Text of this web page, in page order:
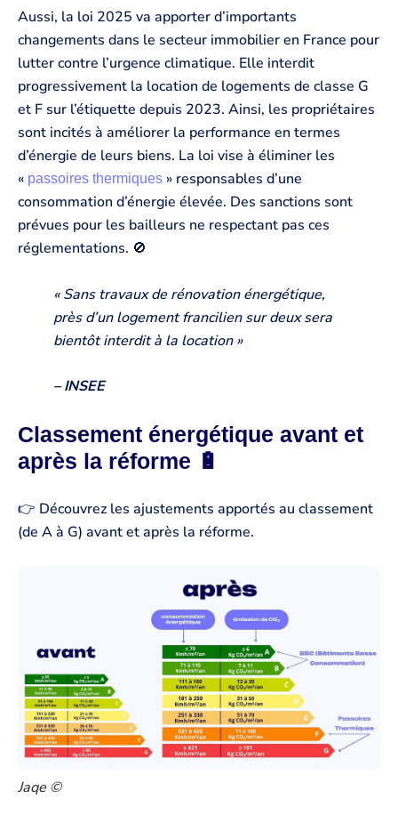
Aussi, la loi 2025 va apporter d’importants
changements dans le secteur immobilier en France pour
lutter contre l’urgence climatique. Elle interdit
progressivement la location de logements de classe G
et F sur l’étiquette depuis 2023. Ainsi, les propriétaires
sont incités à améliorer la performance en termes
d’énergie de leurs biens. La loi vise à éliminer les
« passoires thermiques » responsables d’une
consommation d’énergie élevée. Des sanctions sont
prévues pour les bailleurs ne respectant pas ces
réglementations. 🚫
« Sans travaux de rénovation énergétique,
près d’un logement francilien sur deux sera
bientôt interdit à la location »
– INSEE
Classement énergétique avant et
après la réforme 🔋
👉 Découvrez les ajustements apportés au classement
(de A à G) avant et après la réforme.
Jaqe ©